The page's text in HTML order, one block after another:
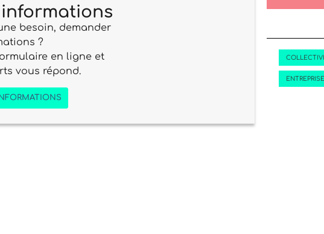
besoin, demander
?
en ligne et
vous répond.